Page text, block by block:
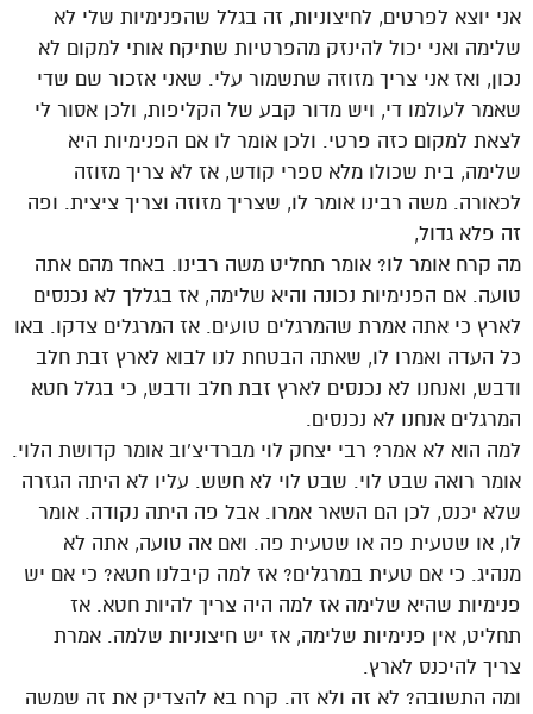
אני יוצא לפרטים, לחיצוניות, זה בגלל שהפנימיות שלי לא
שלימה ואני יכול להינזק מהפרטיות שתיקח אותי למקום לא
נכון, ואז אני צריך מזוזה שתשמור עלי. שאני אזכור שם שדי
שאמר לעולמו די, ויש מדור קבע של הקליפות, ולכן אסור לי
לצאת למקום כזה פרטי. ולכן אומר לו אם הפנימיות היא
שלימה, בית שכולו מלא ספרי קודש, אז לא צריך מזוזה
לכאורה. משה רבינו אומר לו, שצריך מזוזה וצריך ציצית. ופה
זה פלא גדול,
מה קרח אומר לו? אומר תחליט משה רבינו. באחד מהם אתה
טועה. אם הפנימיות נכונה והיא שלימה, אז בגללך לא נכנסים
לארץ כי אתה אמרת שהמרגלים טועים. אז המרגלים צדקו. באו
כל העדה ואמרו לו, שאתה הבטחת לנו לבוא לארץ זבת חלב
ודבש, ואנחנו לא נכנסים לארץ זבת חלב ודבש, כי בגלל חטא
המרגלים אנחנו לא נכנסים.
למה הוא לא אמר? רבי יצחק לוי מברדיצ’וב אומר קדושת הלוי.
אומר רואה שבט לוי. שבט לוי לא חשש. עליו לא היתה הגזרה
שלא יכנס, לכן הם השאר אמרו. אבל פה היתה נקודה. אומר
לו, או שטעית פה או שטעית פה. ואם אה טועה, אתה לא
מנהיג. כי אם טעית במרגלים? אז למה קיבלנו חטא? כי אם יש
פנימיות שהיא שלימה אז למה היה צריך להיות חטא. אז
תחליט, אין פנימיות שלימה, אז יש חיצוניות שלמה. אמרת
צריך להיכנס לארץ.
ומה התשובה? לא זה ולא זה. קרח בא להצדיק את זה שמשה